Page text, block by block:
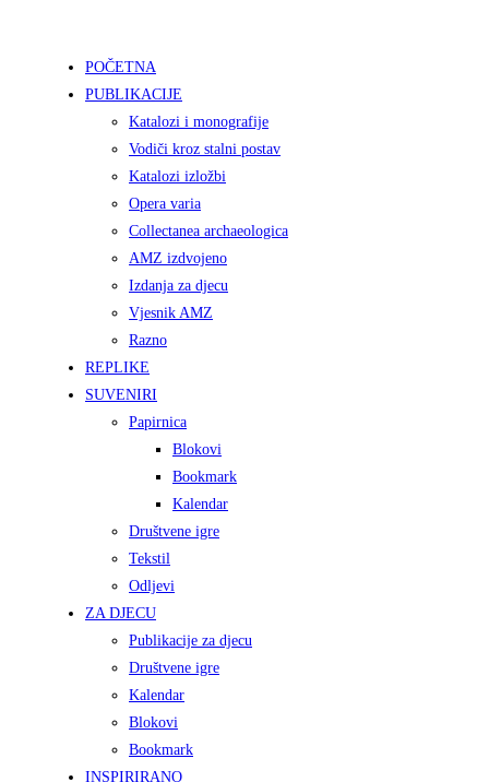
POČETNA
PUBLIKACIJE
Katalozi i monografije
Vodiči kroz stalni postav
Katalozi izložbi
Opera varia
Collectanea archaeologica
AMZ izdvojeno
Izdanja za djecu
Vjesnik AMZ
Razno
REPLIKE
SUVENIRI
Papirnica
Blokovi
Bookmark
Kalendar
Društvene igre
Tekstil
Odljevi
ZA DJECU
Publikacije za djecu
Društvene igre
Kalendar
Blokovi
Bookmark
INSPIRIRANO